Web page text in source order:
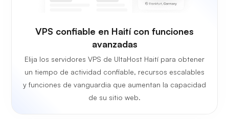
VPS confiable en Haití con funciones
avanzadas
Elija los servidores VPS de UltaHost Haití para obtener
un tiempo de actividad confiable, recursos escalables
y funciones de vanguardia que aumentan la capacidad
de su sitio web.